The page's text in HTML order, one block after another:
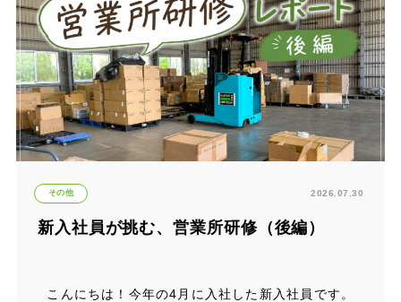
その他 2026.07.30
新入社員が挑む、営業所研修（後編）
こんにちは！今年の4月に入社した新入社員です。